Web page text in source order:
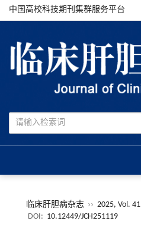
中国高校科技期刊集群服务平台
临床肝胆病杂志 ›› 2025, Vol. 41
DOI: 10.12449/JCH251119